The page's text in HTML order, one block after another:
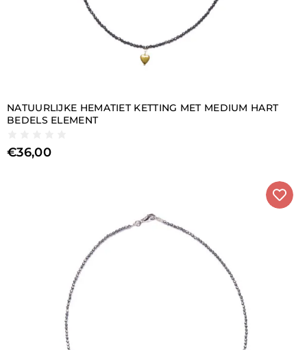
NATUURLIJKE HEMATIET KETTING MET MEDIUM HART
BEDELS ELEMENT
€36,00